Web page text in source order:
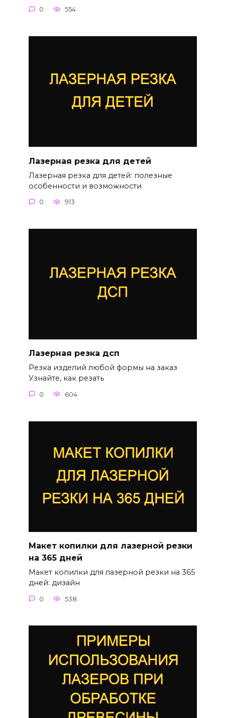
0 554
Лазерная резка для детей
Лазерная резка для детей: полезные
особенности и возможности
0 913
Лазерная резка дсп
Резка изделий любой формы на заказ
Узнайте, как резать
0 604
Макет копилки для лазерной резки
на 365 дней
Макет копилки для лазерной резки на 365
дней: дизайн
0 538